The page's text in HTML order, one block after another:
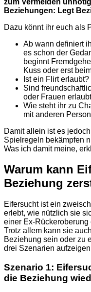
Beziehungen: Legt
Dazu könnt ihr euch als
Ab wann definiert
es schon der
beginnt
Kuss oder erst
Ist ein Flirt erlaubt?
Sind
oder Frauen
Wie steht ihr zu
mit anderen
Damit allein ist es
Spielregeln bekämpfen
Was ich damit meine,
Warum kann
Beziehung
Eifersucht ist ein
erlebt, wie nützlich sie
einer Ex-
Trotz allem kann sie
Beziehung sein oder zu
drei Szenarien
Szenario 1:
die Beziehung